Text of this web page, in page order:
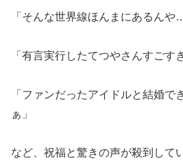
「そんな世界線ほんまにあるんや
「有言実行したてつやさんすごす
「ファンだったアイドルと結婚で
ぁ」
など、祝福と驚きの声が殺到して